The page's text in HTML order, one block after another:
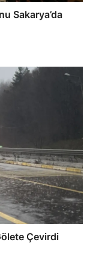
Sakarya’da
Çevirdi